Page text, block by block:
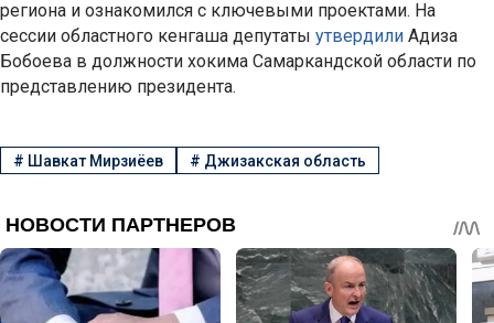
региона и ознакомился с ключевыми проектами. На
сессии областного кенгаша депутаты утвердили Адиза
Бобоева в должности хокима Самаркандской области по
представлению президента.
# Шавкат Мирзиёев # Джизакская область